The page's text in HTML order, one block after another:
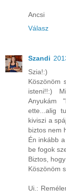
Ancsi
Válasz
Szandi
Szia!:)
Köszönöm
isteni!!:)
Anyukám
ette...alig
kiviszi a
biztos nem
Én inkább
be fogok
Biztos,
Köszönöm
Ui.: